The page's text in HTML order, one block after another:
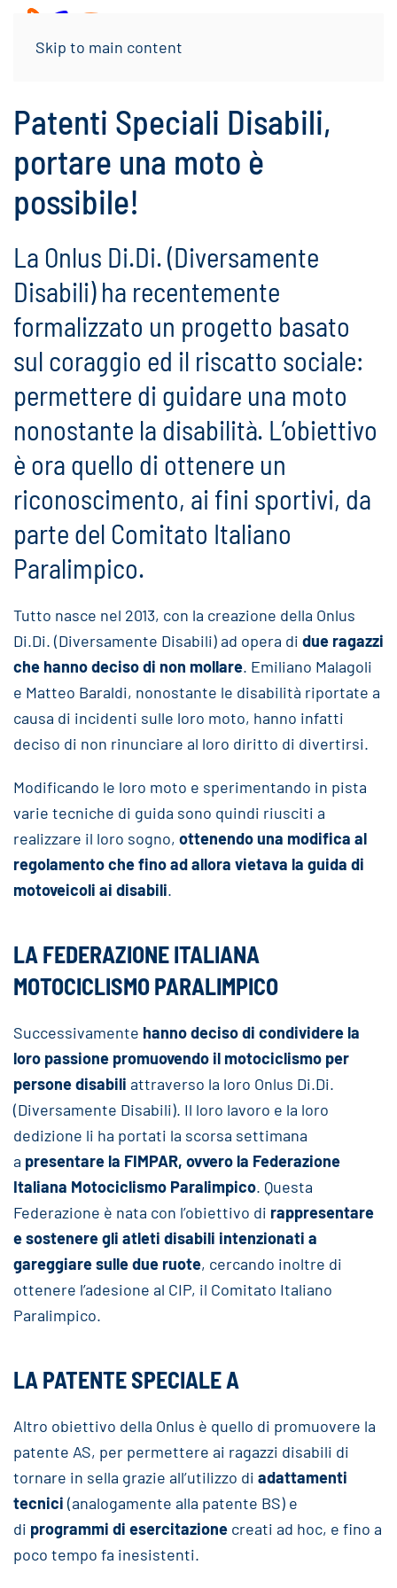
Skip to main content
Patenti Speciali Disabili,
portare una moto è
possibile!
La Onlus Di.Di. (Diversamente
Disabili) ha recentemente
formalizzato un progetto basato
sul coraggio ed il riscatto sociale:
permettere di guidare una moto
nonostante la disabilità. L’obiettivo
è ora quello di ottenere un
riconoscimento, ai fini sportivi, da
parte del Comitato Italiano
Paralimpico.
Tutto nasce nel 2013, con la creazione della Onlus
Di.Di. (Diversamente Disabili) ad opera di due ragazzi
che hanno deciso di non mollare. Emiliano Malagoli
e Matteo Baraldi, nonostante le disabilità riportate a
causa di incidenti sulle loro moto, hanno infatti
deciso di non rinunciare al loro diritto di divertirsi.
Modificando le loro moto e sperimentando in pista
varie tecniche di guida sono quindi riusciti a
realizzare il loro sogno, ottenendo una modifica al
regolamento che fino ad allora vietava la guida di
motoveicoli ai disabili.
LA FEDERAZIONE ITALIANA
MOTOCICLISMO PARALIMPICO
Successivamente hanno deciso di condividere la
loro passione promuovendo il motociclismo per
persone disabili attraverso la loro Onlus Di.Di.
(Diversamente Disabili). Il loro lavoro e la loro
dedizione li ha portati la scorsa settimana
a presentare la FIMPAR, ovvero la Federazione
Italiana Motociclismo Paralimpico. Questa
Federazione è nata con l’obiettivo di rappresentare
e sostenere gli atleti disabili intenzionati a
gareggiare sulle due ruote, cercando inoltre di
ottenere l’adesione al CIP, il Comitato Italiano
Paralimpico.
LA PATENTE SPECIALE A
Altro obiettivo della Onlus è quello di promuovere la
patente AS, per permettere ai ragazzi disabili di
tornare in sella grazie all’utilizzo di adattamenti
tecnici (analogamente alla patente BS) e
di programmi di esercitazione creati ad hoc, e fino a
poco tempo fa inesistenti.